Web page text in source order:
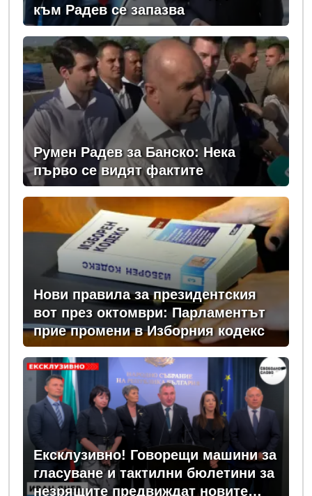
към Радев се запазва
Румен Радев за Банско: Нека
първо се видят фактите
Нови правила за президентския
вот през октомври: Парламентът
прие промени в Изборния кодекс
Ексклузивно! Говорещи машини за
гласуване и тактилни бюлетини за
незрящите предвиждат новите